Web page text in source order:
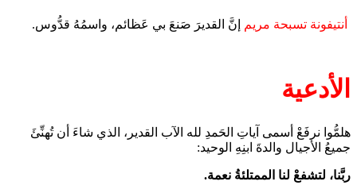
أنتيفونة تسبحة مريم إنَّ القديرَ صَنعَ بي عَظائم، واسمُهُ قدُّوس.
الأدعية
هلمُّوا نرفَعْ أسمى آياتِ الحَمدِ لله الآب القدير، الذي شاءَ أن تُهنِّئَ
جميعُ الأجيال والدةَ ابنِهِ الوحيد:
ربَّنا، لتشفعْ لنا الممتلئةُ نعمة.